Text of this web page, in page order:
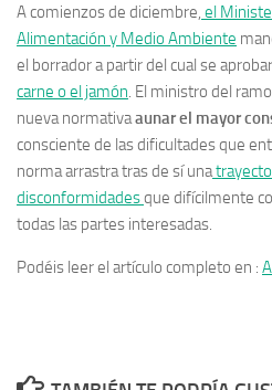
A comienzos de diciembre, el
Alimentación y Medio Ambiente
el borrador a partir del cual se
carne o el jamón . El ministro del ramo,
nueva normativaaunar el mayor
consciente de las dificultades que
norma arrastra tras de sí una
disconformidadesque difícilmente
todas las partes interesadas.
Podéis leer el artículo completo en :